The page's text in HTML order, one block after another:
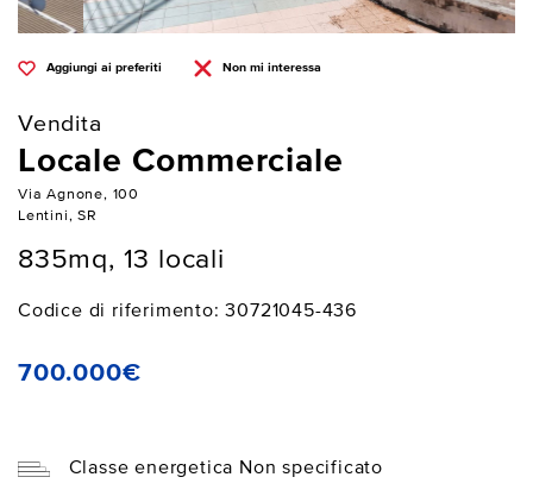
Aggiungi ai preferiti Non mi interessa
Vendita
Locale Commerciale
Via Agnone, 100
Lentini, SR
835mq, 13 locali
Codice di riferimento: 30721045-436
700.000€
Classe energetica Non specificato